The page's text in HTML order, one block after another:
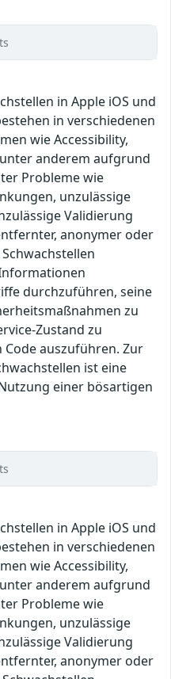
in Apple iOS und
in verschiedenen
wie Accessibility,
anderem aufgrund
Probleme wie
unzulässige
Validierung
anonymer oder
durchzuführen, seine
zu
Zustand zu
auszuführen. Zur
ist eine
einer bösartigen
in Apple iOS und
in verschiedenen
wie Accessibility,
anderem aufgrund
Probleme wie
unzulässige
Validierung
anonymer oder